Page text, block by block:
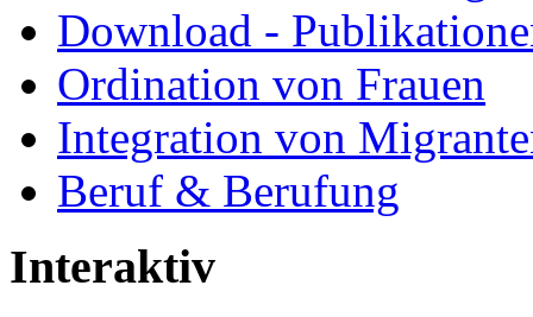
Download -
Ordination von Frauen
Integration von
Beruf & Berufung
Interaktiv